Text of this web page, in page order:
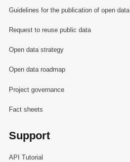
Guidelines for the publication of open data
Request to reuse public data
Open data strategy
Open data roadmap
Project governance
Fact sheets
Support
API Tutorial